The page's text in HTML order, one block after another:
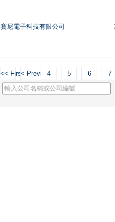
賽尼電子科技有限公司
<< First< Previous
4 5 6 7